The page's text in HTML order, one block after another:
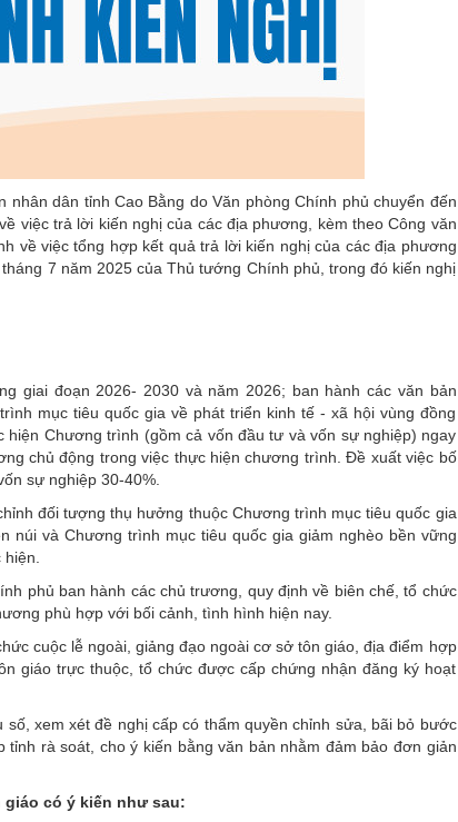
dân tỉnh Cao Bằng do Văn phòng Chính phủ chuyển đến
việc trả lời kiến nghị của các địa phương, kèm theo Công văn
về việc tổng hợp kết quả trả lời kiến nghị của các địa phương
7 năm 2025 của Thủ tướng Chính phủ, trong đó kiến nghị
giai đoạn 2026- 2030 và năm 2026; ban hành các văn bản
mục tiêu quốc gia về phát triển kinh tế - xã hội vùng đồng
Chương trình (gồm cả vốn đầu tư và vốn sự nghiệp) ngay
chủ động trong việc thực hiện chương trình. Đề xuất việc bố
sự nghiệp 30-40%.
đối tượng thụ hưởng thuộc Chương trình mục tiêu quốc gia
núi và Chương trình mục tiêu quốc gia giảm nghèo bền vững
hiện.
phủ ban hành các chủ trương, quy định về biên chế, tổ chức
phù hợp với bối cảnh, tình hình hiện nay.
cuộc lễ ngoài, giảng đạo ngoài cơ sở tôn giáo, địa điểm hợp
giáo trực thuộc, tổ chức được cấp chứng nhận đăng ký hoạt
xem xét đề nghị cấp có thẩm quyền chỉnh sửa, bãi bỏ bước
rà soát, cho ý kiến bằng văn bản nhằm đảm bảo đơn giản
giáo có ý kiến như sau: